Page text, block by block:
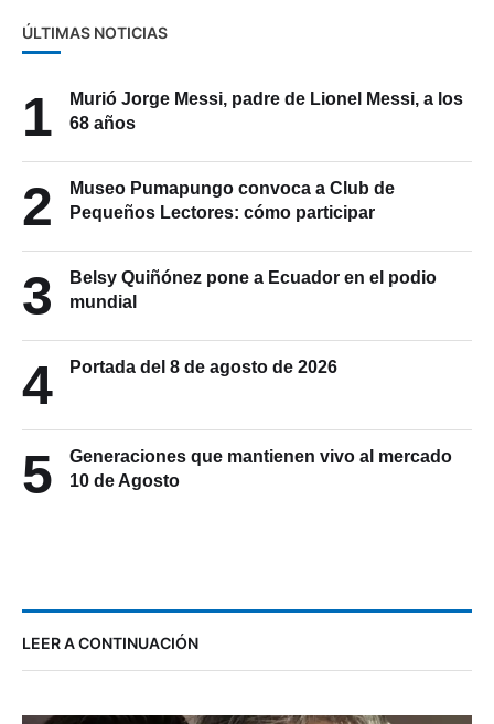
ÚLTIMAS NOTICIAS
1
Murió Jorge Messi, padre de Lionel Messi, a los
68 años
2
Museo Pumapungo convoca a Club de
Pequeños Lectores: cómo participar
3
Belsy Quiñónez pone a Ecuador en el podio
mundial
4 Portada del 8 de agosto de 2026
5
Generaciones que mantienen vivo al mercado
10 de Agosto
LEER A CONTINUACIÓN